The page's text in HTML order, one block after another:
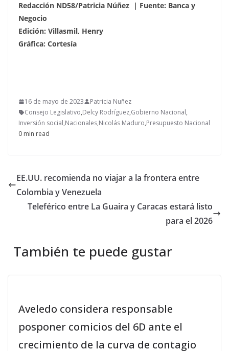
Redacción ND58/Patricia Núñez | Fuente: Banca y
Negocio
Edición: Villasmil, Henry
Gráfica: Cortesía
16 de mayo de 2023
Patricia Nuñez
Consejo Legislativo,Delcy Rodríguez,Gobierno Nacional,
Inversión social,Nacionales,Nicolás Maduro,Presupuesto Nacional
0 min read
EE.UU. recomienda no viajar a la frontera entre
Colombia y Venezuela
Teleférico entre La Guaira y Caracas estará listo
para el 2026
También te puede gustar
Aveledo considera responsable
posponer comicios del 6D ante el
crecimiento de la curva de contagio